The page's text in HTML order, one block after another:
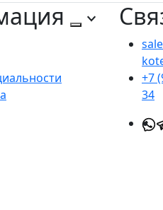
+7
34